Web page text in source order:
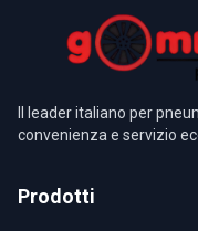
Il leader italiano per
convenienza e servizio
Prodotti